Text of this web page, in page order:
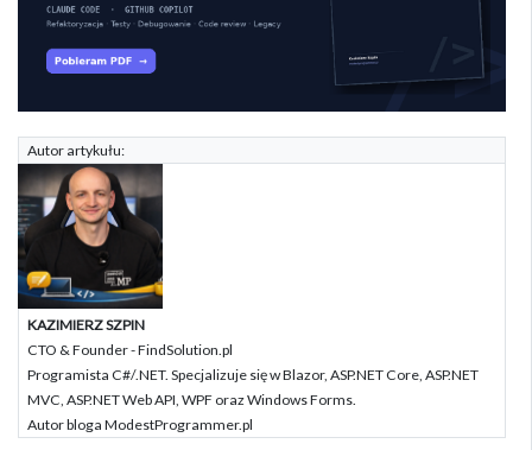
Autor artykułu:
KAZIMIERZ SZPIN
CTO & Founder - FindSolution.pl
Programista C#/.NET. Specjalizuje się w Blazor, ASP.NET Core, ASP.NET
MVC, ASP.NET Web API, WPF oraz Windows Forms.
Autor bloga ModestProgrammer.pl